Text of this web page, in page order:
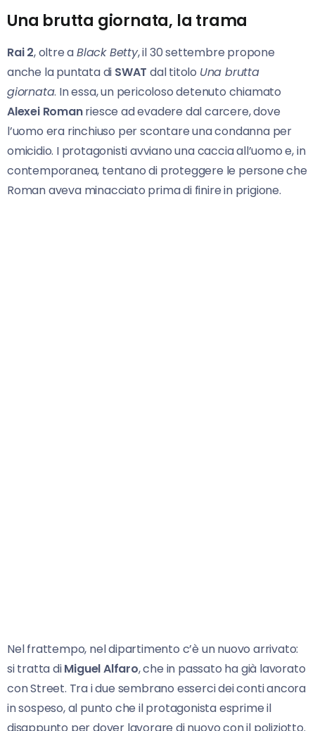
Una brutta giornata, la trama
Rai 2, oltre aBlack Betty, il 30 settembre propone
anche la puntata di SWAT dal titolo Una brutta
giornata. In essa, un pericoloso detenuto chiamato
Alexei Romanriesce ad evadere dal carcere, dove
l’uomo era rinchiuso per scontare una condanna per
omicidio. I protagonisti avviano una caccia all’uomo e, in
contemporanea, tentano di proteggere le persone che
Roman aveva minacciato prima di finire in prigione.
Nel frattempo, nel dipartimento c’è un nuovo arrivato:
si tratta diMiguel Alfaro, che in passato ha già lavorato
con Street. Tra i due sembrano esserci dei conti ancora
in sospeso, al punto che il protagonista esprime il